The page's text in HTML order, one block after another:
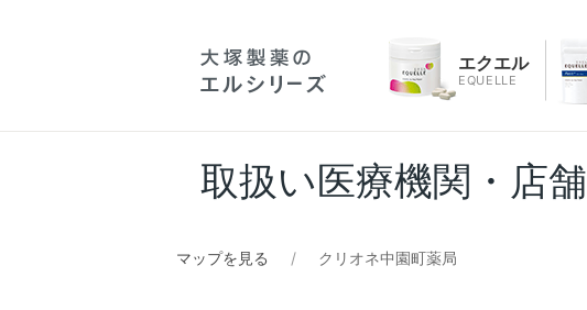
エクエル
EQUELLE
取扱い医療機関・店舗
マップを見る クリオネ中園町薬局